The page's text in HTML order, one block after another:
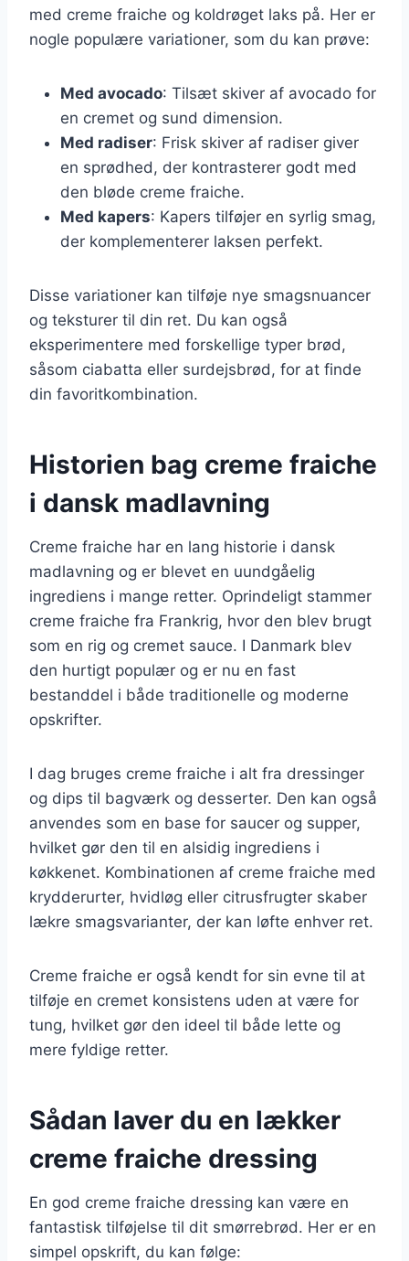
med creme fraiche og koldrøget laks på. Her er
nogle populære variationer, som du kan prøve:
Med avocado: Tilsæt skiver af avocado for
en cremet og sund dimension.
Med radiser: Frisk skiver af radiser giver
en sprødhed, der kontrasterer godt med
den bløde creme fraiche.
Med kapers: Kapers tilføjer en syrlig smag,
der komplementerer laksen perfekt.
Disse variationer kan tilføje nye smagsnuancer
og teksturer til din ret. Du kan også
eksperimentere med forskellige typer brød,
såsom ciabatta eller surdejsbrød, for at finde
din favoritkombination.
Historien bag creme fraiche
i dansk madlavning
Creme fraiche har en lang historie i dansk
madlavning og er blevet en uundgåelig
ingrediens i mange retter. Oprindeligt stammer
creme fraiche fra Frankrig, hvor den blev brugt
som en rig og cremet sauce. I Danmark blev
den hurtigt populær og er nu en fast
bestanddel i både traditionelle og moderne
opskrifter.
I dag bruges creme fraiche i alt fra dressinger
og dips til bagværk og desserter. Den kan også
anvendes som en base for saucer og supper,
hvilket gør den til en alsidig ingrediens i
køkkenet. Kombinationen af creme fraiche med
krydderurter, hvidløg eller citrusfrugter skaber
lækre smagsvarianter, der kan løfte enhver ret.
Creme fraiche er også kendt for sin evne til at
tilføje en cremet konsistens uden at være for
tung, hvilket gør den ideel til både lette og
mere fyldige retter.
Sådan laver du en lækker
creme fraiche dressing
En god creme fraiche dressing kan være en
fantastisk tilføjelse til dit smørrebrød. Her er en
simpel opskrift, du kan følge: